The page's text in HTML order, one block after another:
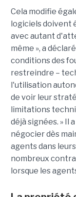
Cela modifie
logiciels doivent
avec autant
même », a
conditions des
restreindre –
l'utilisation
de voir leur
limitations
déjà signées. » Il
négocier dès
agents dans
nombreux
lorsque les